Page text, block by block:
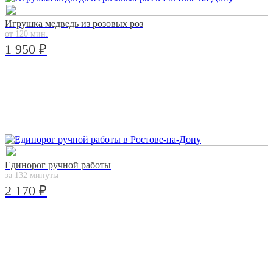
Игрушка медведь из розовых роз
от 120 мин.
1 950 ₽
Единорог ручной работы
за 132 минуты
2 170 ₽